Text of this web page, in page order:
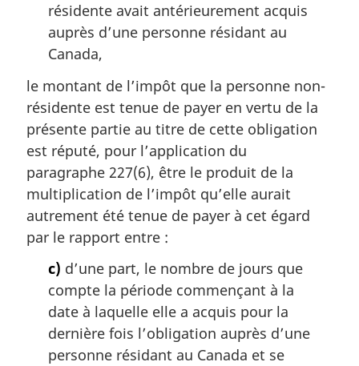
résidente avait antérieurement acquis
auprès d’une personne résidant au
Canada,
le montant de l’impôt que la personne non-
résidente est tenue de payer en vertu de la
présente partie au titre de cette obligation
est réputé, pour l’application du
paragraphe 227(6), être le produit de la
multiplication de l’impôt qu’elle aurait
autrement été tenue de payer à cet égard
par le rapport entre :
c) d’une part, le nombre de jours que
compte la période commençant à la
date à laquelle elle a acquis pour la
dernière fois l’obligation auprès d’une
personne résidant au Canada et se